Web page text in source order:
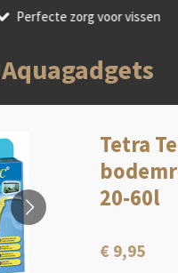
Perfecte zorg voor vissen
Aquagadgets
Tetra
20-60l
€ 9,95